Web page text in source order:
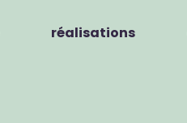
réalisations